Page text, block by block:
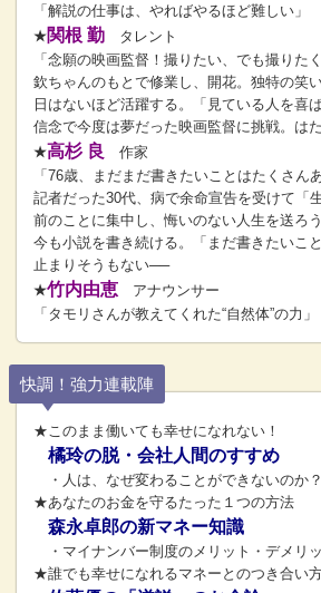
「解説の仕事は、やればやるほど難しい」
★関根 勤 タレント
「念願の映画監督！撮りたい、でも撮りたく
欽ちゃんのもとで修業し、開花。独特の笑
日はないほど活躍する。「見ている人を喜
信念で今度は夢だった映画監督に挑戦。は
★高杉 良
作家
「76歳、まだまだ書きたいことはたくさんあ
記者だった30代、病で余命宣告を受けて「
前のことに集中し、悔いのない人生を送ろ
今も小説を書き続ける。「まだ書きたいこ
止まりそうもない──
★竹内由恵 アナウンサー
「タモリさんが教えてくれた“自然体”の力」
快調！強力連載陣
★このまま働いても幸せになれない！
橘玲の脱・会社人間のすすめ
・人は、なぜ変わることができないのか？
★あなたのお金を守るたった１つの方法
森永卓郎の新マネー知識
・マイナンバー制度のメリット・デメリ
★誰でも幸せになれるマネーとのつき合い